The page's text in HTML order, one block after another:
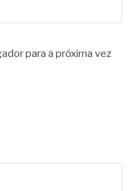
para a próxima vez